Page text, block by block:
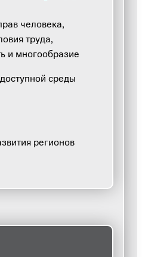
человека,
труда,
и многообразие
среды
регионов